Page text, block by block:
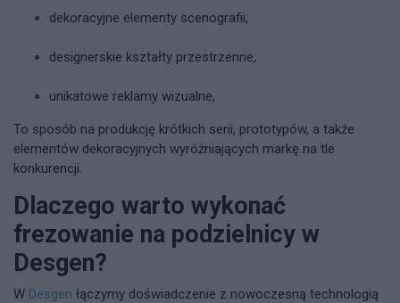
dekoracyjne elementy scenografii,
designerskie kształty przestrzenne,
unikatowe reklamy wizualne,
To sposób na produkcję krótkich serii, prototypów, a także
elementów dekoracyjnych wyróżniających markę na tle
konkurencji.
Dlaczego warto wykonać
frezowanie na podzielnicy w
Desgen?
W Desgen łączymy doświadczenie z nowoczesną technologią